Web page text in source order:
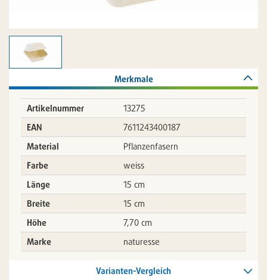
Merkmale
Artikelnummer
13275
EAN
7611243400187
Material
Pflanzenfasern
Farbe
weiss
Länge
15 cm
Breite
15 cm
Höhe
7,70 cm
Marke
naturesse
Varianten-Vergleich